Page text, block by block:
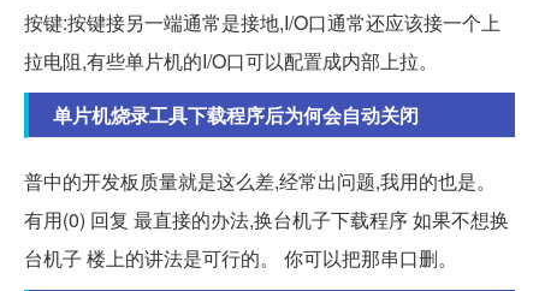
按键:按键接另一端通常是接地,I/O口通常还应该接一个上
拉电阻,有些单片机的I/O口可以配置成内部上拉。
单片机烧录工具下载程序后为何会自动关闭
普中的开发板质量就是这么差,经常出问题,我用的也是。
有用(0) 回复 最直接的办法,换台机子下载程序 如果不想换
台机子 楼上的讲法是可行的。 你可以把那串口删。